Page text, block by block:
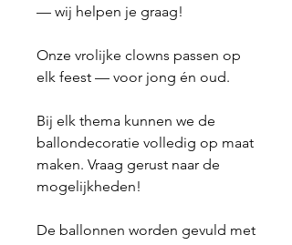
— wij helpen je graag!
Onze vrolijke clowns passen op
elk feest — voor jong én oud.
Bij elk thema kunnen we de
ballondecoratie volledig op maat
maken. Vraag gerust naar de
mogelijkheden!
De ballonnen worden gevuld met